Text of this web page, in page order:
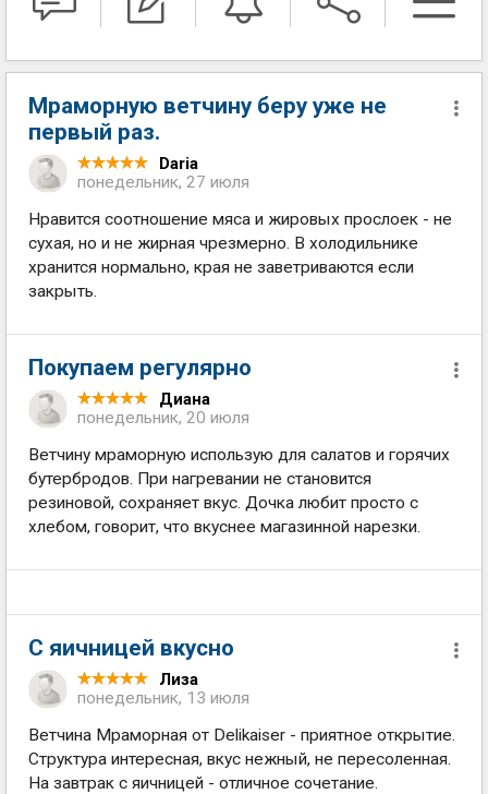
Мраморную ветчину беру уже не
первый раз.
Daria
понедельник, 27 июля
Нравится соотношение мяса и жировых прослоек - не
сухая, но и не жирная чрезмерно. В холодильнике
хранится нормально, края не заветриваются если
закрыть.
Покупаем регулярно
Диана
понедельник, 20 июля
Ветчину мраморную использую для салатов и горячих
бутербродов. При нагревании не становится
резиновой, сохраняет вкус. Дочка любит просто с
хлебом, говорит, что вкуснее магазинной нарезки.
С яичницей вкусно
Лиза
понедельник, 13 июля
Ветчина Мраморная от Delikaiser - приятное открытие.
Структура интересная, вкус нежный, не пересоленная.
На завтрак с яичницей - отличное сочетание.